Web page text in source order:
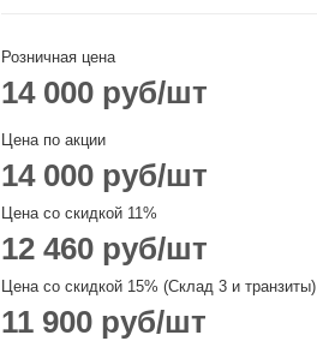
Розничная цена
14 000 руб/шт
Цена по акции
14 000 руб/шт
Цена со скидкой 11%
12 460 руб/шт
Цена со скидкой 15% (Склад 3 и транзиты)
11 900 руб/шт